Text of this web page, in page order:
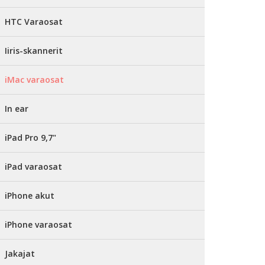
HTC Varaosat
Iiris-skannerit
iMac varaosat
In ear
iPad Pro 9,7"
iPad varaosat
iPhone akut
iPhone varaosat
Jakajat